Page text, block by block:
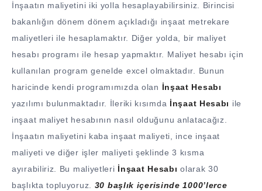
İnşaatın maliyetini iki yolla hesaplayabilirsiniz. Birincisi
bakanlığın dönem dönem açıkladığı inşaat metrekare
maliyetleri ile hesaplamaktır. Diğer yolda, bir maliyet
hesabı programı ile hesap yapmaktır. Maliyet hesabı için
kullanılan program genelde excel olmaktadır. Bunun
haricinde kendi programımızda olan İnşaat Hesabı
yazılımı bulunmaktadır. İleriki kısımda İnşaat Hesabı ile
inşaat maliyet hesabının nasıl olduğunu anlatacağız.
İnşaatın maliyetini kaba inşaat maliyeti, ince inşaat
maliyeti ve diğer işler maliyeti şeklinde 3 kısma
ayırabiliriz. Bu maliyetleri İnşaat Hesabı olarak 30
başlıkta topluyoruz. 30 başlık içerisinde 1000’lerce